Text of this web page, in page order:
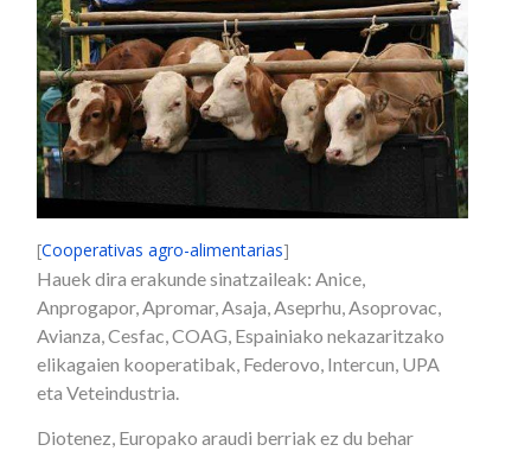
[Cooperativas agro-alimentarias]
Hauek dira erakunde sinatzaileak: Anice,
Anprogapor, Apromar, Asaja, Aseprhu, Asoprovac,
Avianza, Cesfac, COAG, Espainiako nekazaritzako
elikagaien kooperatibak, Federovo, Intercun, UPA
eta Veteindustria.
Diotenez, Europako araudi berriak ez du behar